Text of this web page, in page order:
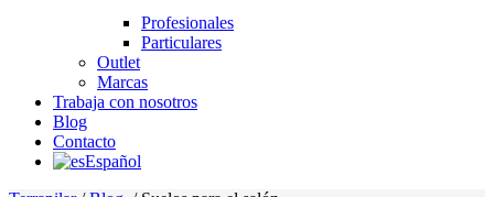
Profesionales
Particulares
Outlet
Marcas
Trabaja con nosotros
Blog
Contacto
Español